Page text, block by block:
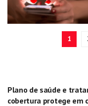
1
Plano de saúde e
cobertura protege em